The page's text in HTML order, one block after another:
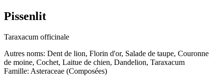
Pissenlit
Taraxacum officinale
Autres noms: Dent de lion, Florin d'or, Salade de taupe, Couronne
de moine, Cochet, Laitue de chien, Dandelion, Taraxacum
Famille: Asteraceae (Composées)